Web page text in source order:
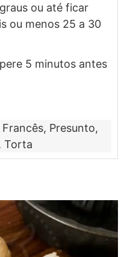
ou até ficar
ou menos 25 a 30
5 minutos antes
Francês, Presunto,
Torta